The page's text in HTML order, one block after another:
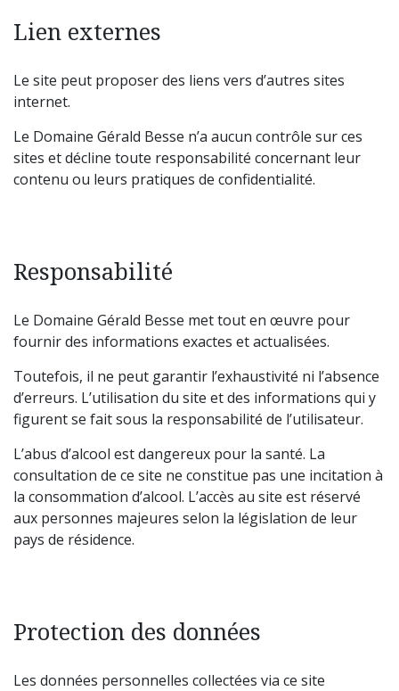
Lien externes
Le site peut proposer des liens vers d’autres sites
internet.
Le Domaine Gérald Besse n’a aucun contrôle sur ces
sites et décline toute responsabilité concernant leur
contenu ou leurs pratiques de confidentialité.
Responsabilité
Le Domaine Gérald Besse met tout en œuvre pour
fournir des informations exactes et actualisées.
Toutefois, il ne peut garantir l’exhaustivité ni l’absence
d’erreurs. L’utilisation du site et des informations qui y
figurent se fait sous la responsabilité de l’utilisateur.
L’abus d’alcool est dangereux pour la santé. La
consultation de ce site ne constitue pas une incitation à
la consommation d’alcool. L’accès au site est réservé
aux personnes majeures selon la législation de leur
pays de résidence.
Protection des données
Les données personnelles collectées via ce site